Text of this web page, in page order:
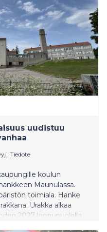
uudistuu
| Tiedote
koulun
Maunulassa.
toimiala. Hanke
Urakka alkaa
2027 loppupuolella.